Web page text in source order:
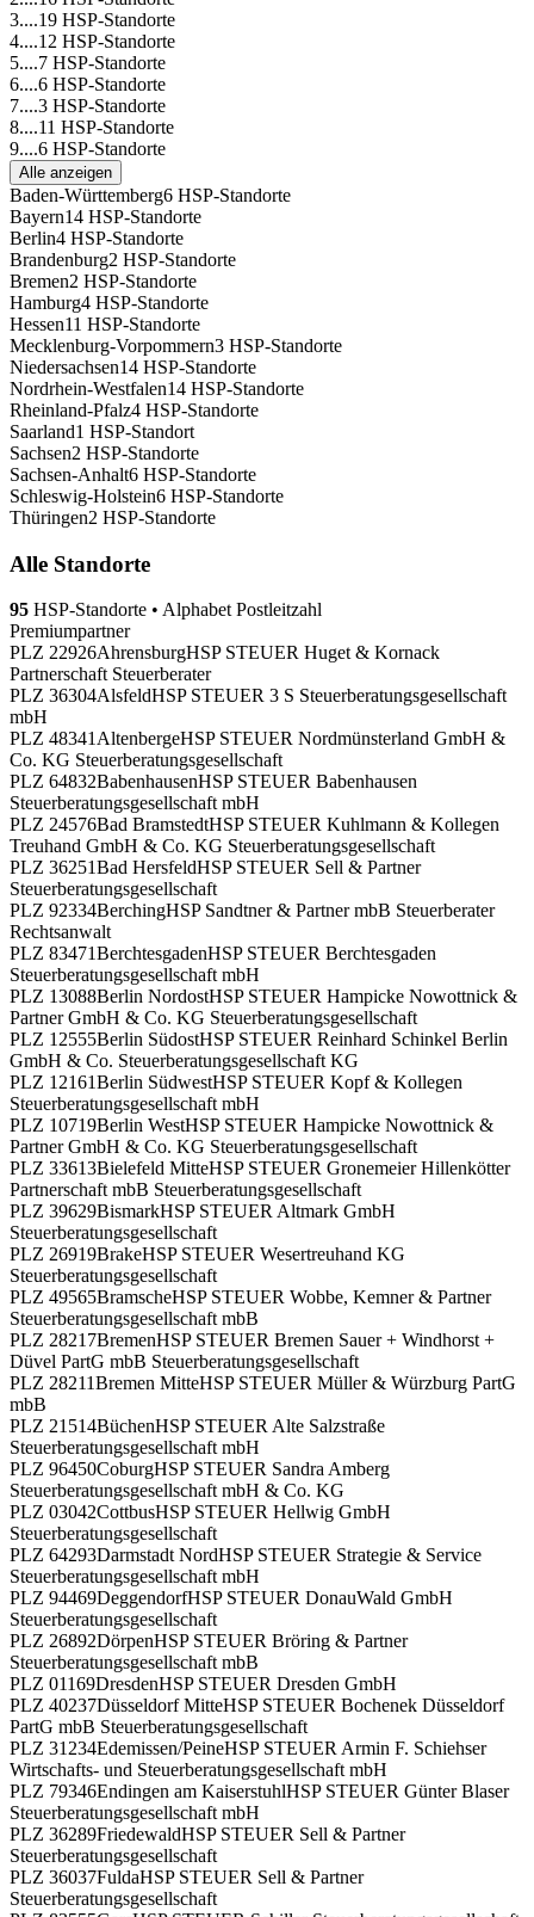
3....19 HSP-Standorte
4....12 HSP-Standorte
5....7 HSP-Standorte
6....6 HSP-Standorte
7....3 HSP-Standorte
8....11 HSP-Standorte
9....6 HSP-Standorte
Alle anzeigen
Baden-Württemberg6 HSP-Standorte
Bayern14 HSP-Standorte
Berlin4 HSP-Standorte
Brandenburg2 HSP-Standorte
Bremen2 HSP-Standorte
Hamburg4 HSP-Standorte
Hessen11 HSP-Standorte
Mecklenburg-Vorpommern3 HSP-Standorte
Niedersachsen14 HSP-Standorte
Nordrhein-Westfalen14 HSP-Standorte
Rheinland-Pfalz4 HSP-Standorte
Saarland1 HSP-Standort
Sachsen2 HSP-Standorte
Sachsen-Anhalt6 HSP-Standorte
Schleswig-Holstein6 HSP-Standorte
Thüringen2 HSP-Standorte
Alle Standorte
95 HSP-Standorte • Alphabet Postleitzahl
Premiumpartner
PLZ 22926AhrensburgHSP STEUER Huget & Kornack
Partnerschaft Steuerberater
PLZ 36304AlsfeldHSP STEUER 3 S Steuerberatungsgesellschaft
mbH
PLZ 48341 AltenbergeHSP STEUER Nordmünsterland GmbH &
Co. KG Steuerberatungsgesellschaft
PLZ 64832BabenhausenHSP STEUER Babenhausen
Steuerberatungsgesellschaft mbH
PLZ 24576Bad BramstedtHSP STEUER Kuhlmann & Kollegen
Treuhand GmbH & Co. KG Steuerberatungsgesellschaft
PLZ 36251Bad HersfeldHSP STEUER Sell & Partner
Steuerberatungsgesellschaft
PLZ 92334BerchingHSP Sandtner & Partner mbB Steuerberater
Rechtsanwalt
PLZ 83471BerchtesgadenHSP STEUER Berchtesgaden
Steuerberatungsgesellschaft mbH
PLZ 13088Berlin NordostHSP STEUER Hampicke Nowottnick &
Partner GmbH & Co. KG Steuerberatungsgesellschaft
PLZ 12555Berlin SüdostHSP STEUER Reinhard Schinkel Berlin
GmbH & Co. Steuerberatungsgesellschaft KG
PLZ 12161Berlin SüdwestHSP STEUER Kopf & Kollegen
Steuerberatungsgesellschaft mbH
PLZ 10719Berlin WestHSP STEUER Hampicke Nowottnick &
Partner GmbH & Co. KG Steuerberatungsgesellschaft
PLZ 33613Bielefeld MitteHSP STEUER Gronemeier Hillenkötter
Partnerschaft mbB Steuerberatungsgesellschaft
PLZ 39629BismarkHSP STEUER Altmark GmbH
Steuerberatungsgesellschaft
PLZ 26919BrakeHSP STEUER Wesertreuhand KG
Steuerberatungsgesellschaft
PLZ 49565BramscheHSP STEUER Wobbe, Kemner & Partner
Steuerberatungsgesellschaft mbB
PLZ 28217BremenHSP STEUER Bremen Sauer + Windhorst +
Düvel PartG mbB Steuerberatungsgesellschaft
PLZ 28211Bremen MitteHSP STEUER Müller & Würzburg PartG
mbB
PLZ 21514BüchenHSP STEUER Alte Salzstraße
Steuerberatungsgesellschaft mbH
PLZ 96450CoburgHSP STEUER Sandra Amberg
Steuerberatungsgesellschaft mbH & Co. KG
PLZ 03042CottbusHSP STEUER Hellwig GmbH
Steuerberatungsgesellschaft
PLZ 64293Darmstadt NordHSP STEUER Strategie & Service
Steuerberatungsgesellschaft mbH
PLZ 94469DeggendorfHSP STEUER DonauWald GmbH
Steuerberatungsgesellschaft
PLZ 26892DörpenHSP STEUER Bröring & Partner
Steuerberatungsgesellschaft mbB
PLZ 01169DresdenHSP STEUER Dresden GmbH
PLZ 40237Düsseldorf MitteHSP STEUER Bochenek Düsseldorf
PartG mbB Steuerberatungsgesellschaft
PLZ 31234Edemissen/PeineHSP STEUER Armin F. Schiehser
Wirtschafts- und Steuerberatungsgesellschaft mbH
PLZ 79346Endingen am KaiserstuhlHSP STEUER Günter Blaser
Steuerberatungsgesellschaft mbH
PLZ 36289FriedewaldHSP STEUER Sell & Partner
Steuerberatungsgesellschaft
PLZ 36037FuldaHSP STEUER Sell & Partner
Steuerberatungsgesellschaft